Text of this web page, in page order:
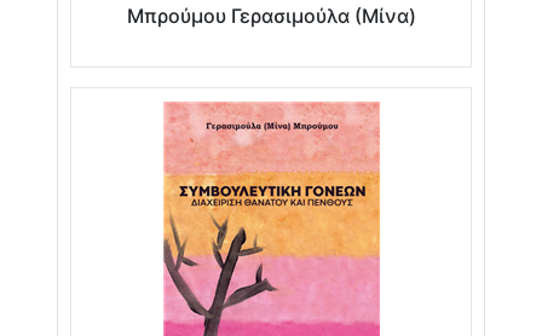
Μπρούμου Γερασιμούλα (Μίνα)